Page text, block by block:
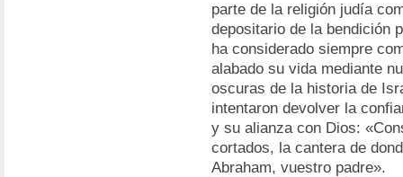
parte de la religión judía
depositario de la bendición
ha considerado siempre
alabado su vida mediante
oscuras de la historia de
intentaron devolver la
y su alianza con Dios:
cortados, la cantera de
Abraham, vuestro padre».